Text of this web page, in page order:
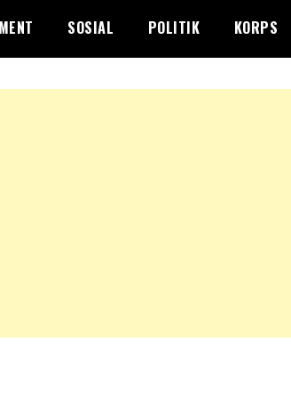
SOSIAL POLITIK KORPS